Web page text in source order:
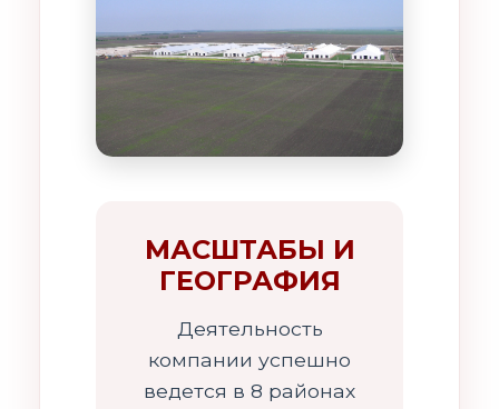
МАСШТАБЫ И
ГЕОГРАФИЯ
Деятельность
компании успешно
ведется в 8 районах